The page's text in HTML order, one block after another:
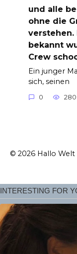
und alle
ohne die
verstehen.
bekannt
Crew
Ein junger
sich, seinen
0 280
© 2026 Hallo Welt